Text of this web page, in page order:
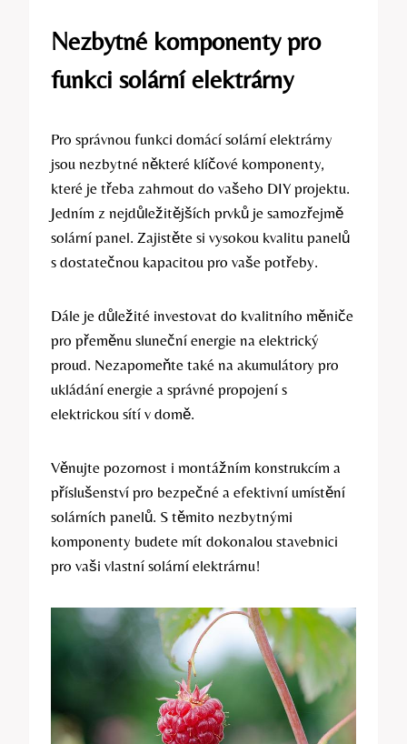
Nezbytné komponenty pro
funkci solární elektrárny
Pro správnou funkci domácí solární elektrárny
jsou nezbytné některé klíčové komponenty,
které je třeba zahrnout do vašeho DIY projektu.
Jedním z nejdůležitějších prvků je samozřejmě
solární panel. Zajistěte si vysokou kvalitu panelů
s dostatečnou kapacitou pro vaše potřeby.
Dále je důležité investovat do kvalitního měniče
pro přeměnu sluneční energie na elektrický
proud. Nezapomeňte také na akumulátory pro
ukládání energie a správné propojení s
elektrickou sítí v domě.
Věnujte pozornost i montážním konstrukcím a
příslušenství pro bezpečné a efektivní umístění
solárních panelů. S těmito nezbytnými
komponenty budete mít dokonalou stavebnici
pro vaši vlastní solární elektrárnu!